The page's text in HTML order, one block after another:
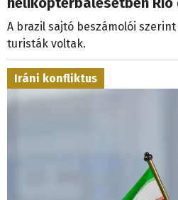
A brazil sajtó beszámolói
turisták voltak.
Iráni konfliktus